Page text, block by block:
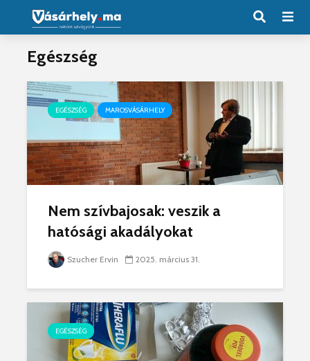
Egészség
EGÉSZSÉG MAROSVÁSÁRHELY
Nem szívbajosak: veszik a
hatósági akadályokat
Szucher Ervin 2025. március 31.
EGÉSZSÉG